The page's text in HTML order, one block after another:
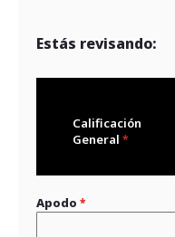
Estás revisando:
Calificación
General
Apodo